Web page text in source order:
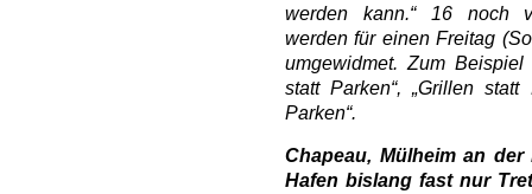
werden kann.“ 16 noch
werden für einen Freitag
umgewidmet. Zum Beispiel
statt Parken“, „Grillen
Parken“.
Chapeau, Mülheim an
Hafen bislang fast nur